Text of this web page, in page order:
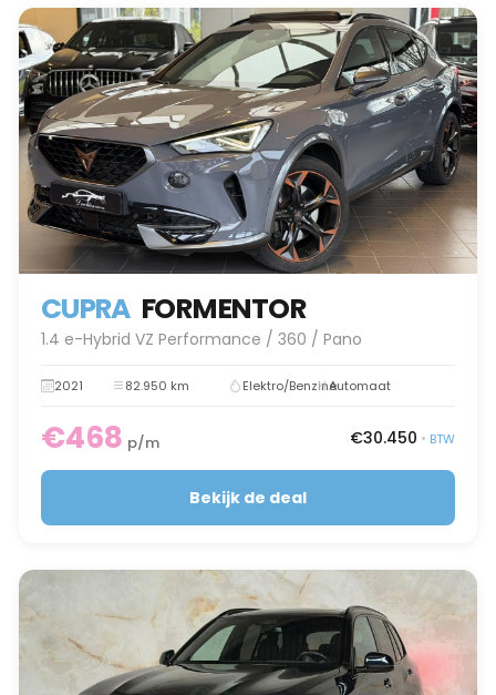
CUPRA FORMENTOR
1.4 e-Hybrid VZ Performance / 360 / Pano
2021 82.950 km Elektro/BenzineAutomaat
€468 p/m €30.450 • BTW
Bekijk de deal